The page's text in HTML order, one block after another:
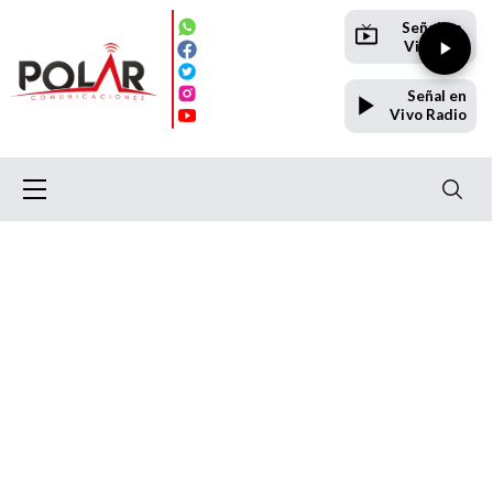
Señal en
Vivo TV
Señal en
Vivo Radio